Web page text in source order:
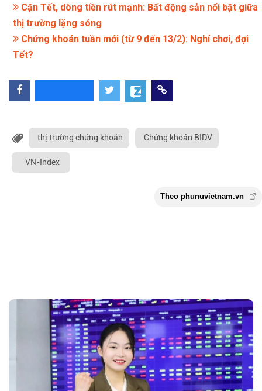
Cận Tết, dòng tiền rút mạnh: Bất động sản nổi bật giữa
thị trường lặng sóng
Chứng khoán tuần mới (từ 9 đến 13/2): Nghỉ chơi, đợi
Tết?
thị trường chứng khoán Chứng khoán BIDV
VN-Index